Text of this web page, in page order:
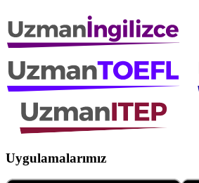
Uygulamalarımız